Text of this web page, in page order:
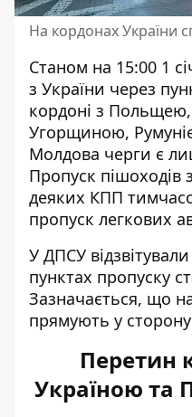
На кордонах України
Станом на 15:00 1
з України через
кордоні з
Угорщиною,
Молдова черги є
Пропуск пішоходів
деяких КПП
пропуск легкових
У ДПСУ
пунктах пропуску
Зазначається, що
прямують у
Перетин
Україною та